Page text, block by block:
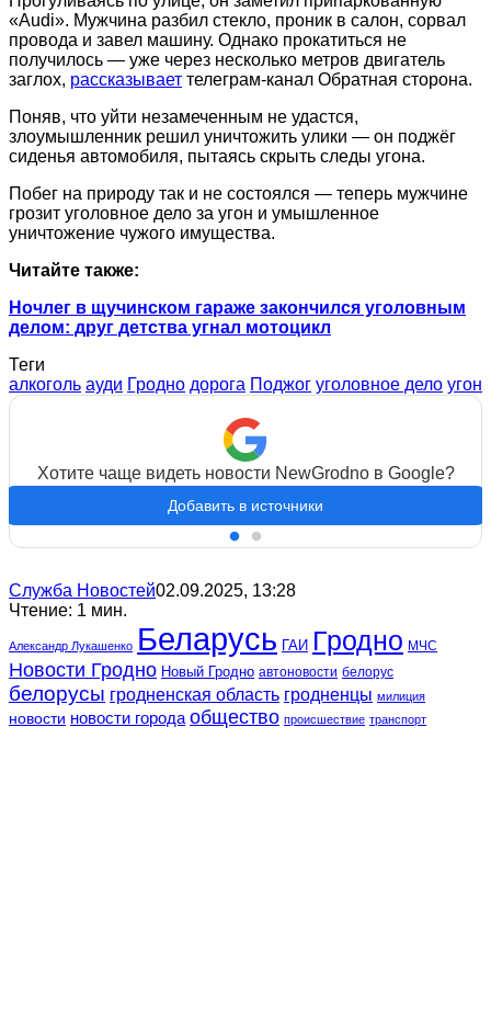
«Audi». Мужчина разбил стекло, проник в салон, сорвал
провода и завел машину. Однако прокатиться не
получилось — уже через несколько метров двигатель
заглох, рассказывает телеграм-канал Обратная сторона.
Поняв, что уйти незамеченным не удастся,
злоумышленник решил уничтожить улики — он поджёг
сиденья автомобиля, пытаясь скрыть следы угона.
Побег на природу так и не состоялся — теперь мужчине
грозит уголовное дело за угон и умышленное
уничтожение чужого имущества.
Читайте также:
Ночлег в щучинском гараже закончился уголовным
делом: друг детства угнал мотоцикл
Теги
алкоголь ауди Гродно дорога Поджог уголовное дело угон
Хотите чаще видеть новости NewGrodno в Google?
Добавить в источники
Служба Новостей02.09.2025, 13:28
Чтение: 1 мин.
Александр Лукашенко Беларусь ГАИ Гродно МЧС
Новости Гродно Новый Гродно автоновости белорус
белорусы гродненская область гродненцы милиция
новости новости города общество происшествие транспорт